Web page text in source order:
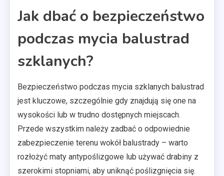
Jak dbać o bezpieczeństwo
podczas mycia balustrad
szklanych?
Bezpieczeństwo podczas mycia szklanych balustrad
jest kluczowe, szczególnie gdy znajdują się one na
wysokości lub w trudno dostępnych miejscach.
Przede wszystkim należy zadbać o odpowiednie
zabezpieczenie terenu wokół balustrady – warto
rozłożyć maty antypoślizgowe lub używać drabiny z
szerokimi stopniami, aby uniknąć poślizgnięcia się.